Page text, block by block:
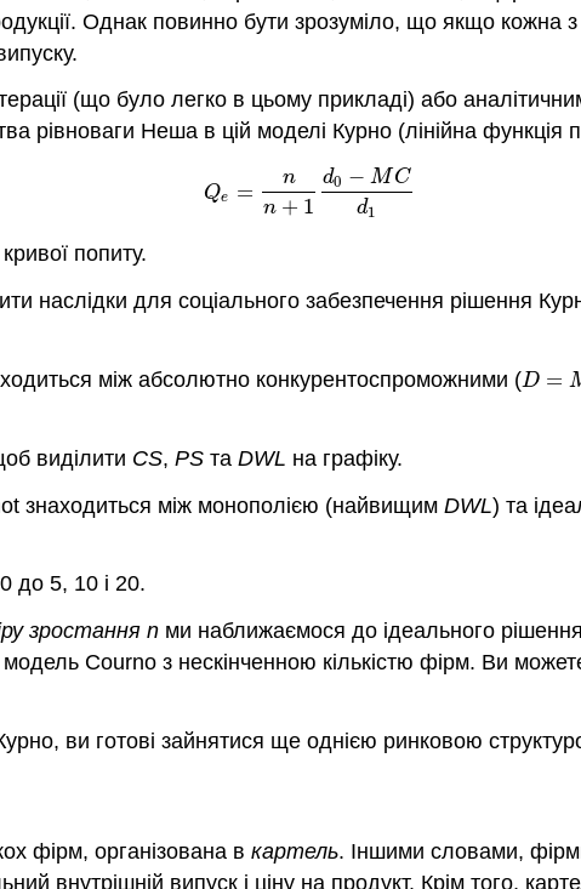
Однак повинно бути зрозуміло, що якщо
(що було легко в цьому прикладі) або
рівноваги Неша в цій моделі Курно (лінійна функція
Qe =
n
n + 1
d0 − M C
d1
(17.7.1) =n +1 d0 −MC
попиту.
наслідки для соціального забезпечення рішення
між абсолютно конкурентоспроможними (D =
D=M
виділити CS, PS та DWL на графіку.
знаходиться між монополією (найвищим DWL) та
до 5, 10 і 20.
зростання n ми наближаємося до ідеального
Courno з нескінченною кількістю фірм. Ви
ви готові зайнятися ще однією ринковою
фірм, організована в картель. Іншими словами,
внутрішній випуск і ціну на продукт. Крім того,